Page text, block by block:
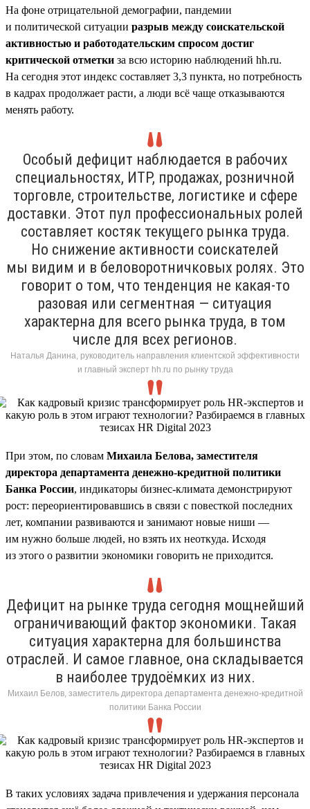
На фоне отрицательной демографии, пандемии
и политической ситуации разрыв между соискательской
активностью и работодательским спросом достиг
критической отметки за всю историю наблюдений hh.ru.
На сегодня этот индекс составляет 3,3 пункта, но потребность
в кадрах продолжает расти, а люди всё чаще отказываются
менять работу.
Особый дефицит наблюдается в рабочих
специальностях, ИТР, продажах, розничной
торговле, строительстве, логистике и сфере
доставки. Этот пул профессиональных ролей
составляет костяк текущего рынка труда.
Но снижение активности соискателей
мы видим и в беловоротничковых ролях. Это
говорит о том, что тенденция не какая-то
разовая или сегментная — ситуация
характерна для всего рынка труда, в том
числе для всех регионов.
Наталья Данина, руководитель направления клиентской эффективности
и главный эксперт hh.ru по рынку труда
При этом, по словам Михаила Белова, заместителя
директора департамента денежно-кредитной политики
Банка России, индикаторы бизнес-климата демонстрируют
рост: переориентировавшись в связи с повесткой последних
лет, компании развиваются и занимают новые ниши —
им нужно больше людей, но взять их неоткуда. Исходя
из этого о развитии экономики говорить не приходится.
Дефицит на рынке труда сегодня мощнейший
ограничивающий фактор экономики. Такая
ситуация характерна для большинства
отраслей. И самое главное, она складывается
в наиболее трудоёмких из них.
Михаил Белов, заместитель директора департамента денежно-кредитной
политики Банка России
В таких условиях задача привлечения и удержания персонала